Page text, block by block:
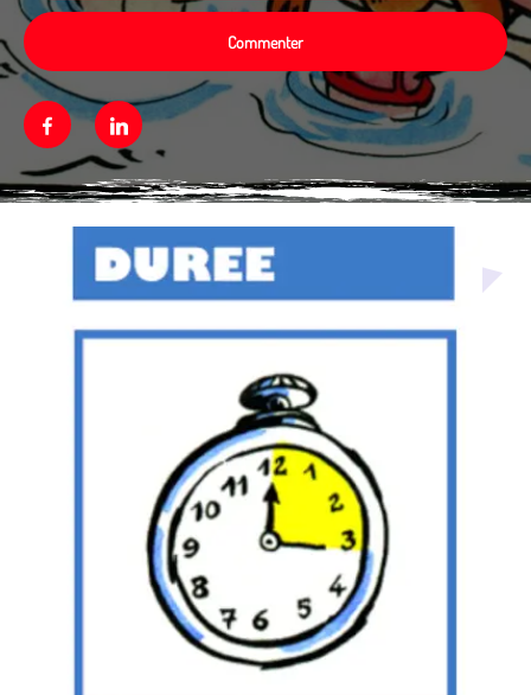
Commenter
FacebookLinkedin
Média secondaire